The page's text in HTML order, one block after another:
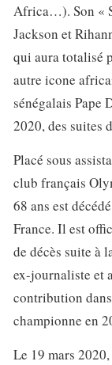
Africa…). Son «
Jackson et
qui aura totalisé
autre icone
sénégalais Pape
2020, des suites
Placé sous
club français
68 ans est
France. Il est
de décès suite à
ex-journaliste et
contribution
championne en
Le 19 mars